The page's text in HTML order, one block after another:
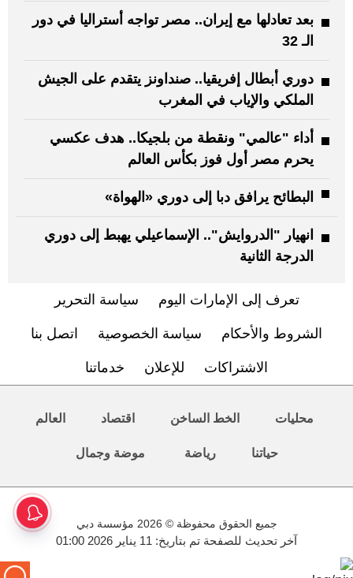
بعد تعادلها مع إيران.. مصر تواجه أستراليا في دور
الـ 32
دوري أبطال إفريقيا.. صنداونز يتقدم على الجيش
الملكي والإياب في المغرب
أداء "عالمي" ونقطة من بلجيكا.. هدف عكسي
يحرم مصر أول فوز بكأس العالم
البطائح يرافق دبا إلى دوري «الهواة»
انهيار "الدروايش".. الإسماعيلي يهبط إلى دوري
الدرجة الثانية
تعرف إلى الإمارات اليوم سياسة التحرير
الشروط والأحكام سياسة الخصوصية اتصل بنا
الاشتراكات للإعلان خدماتنا
محليات الخط الساخن اقتصاد العالم
حياتنا رياضة موضة وجمال
جميع الحقوق محفوظة © 2026 مؤسسة دبي
آخر تحديث للصفحة تم بتاريخ: 11 يناير 2026 01:00